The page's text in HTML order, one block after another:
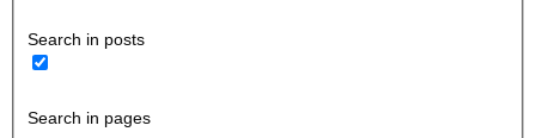
Search in posts
Search in pages